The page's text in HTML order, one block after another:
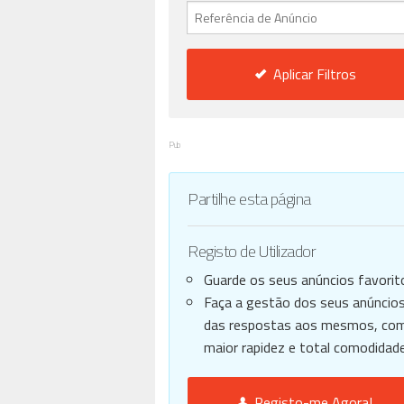
Aplicar Filtros
Pub
Partilhe esta página
Registo de Utilizador
Guarde os seus anúncios
Faça a gestão dos seus
das respostas aos mesmos,
maior rapidez e total